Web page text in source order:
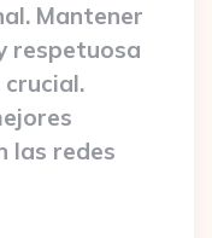
Mantener
respetuosa
las redes